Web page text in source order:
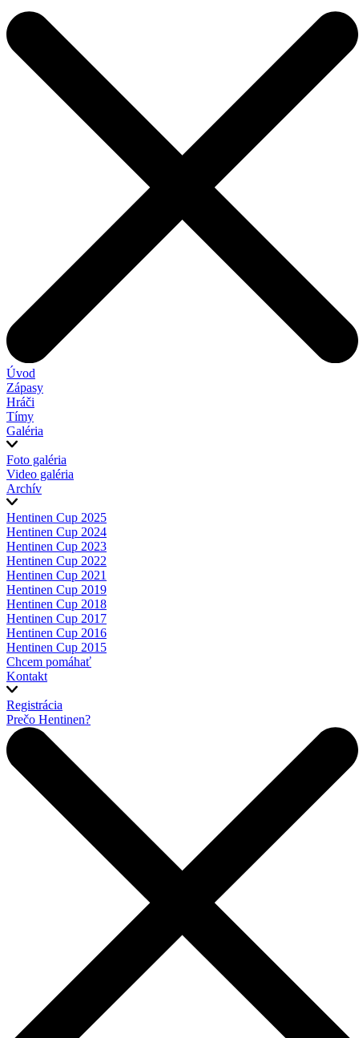
Úvod
Zápasy
Hráči
Tímy
Galéria
Foto galéria
Video galéria
Archív
Hentinen Cup 2025
Hentinen Cup 2024
Hentinen Cup 2023
Hentinen Cup 2022
Hentinen Cup 2021
Hentinen Cup 2019
Hentinen Cup 2018
Hentinen Cup 2017
Hentinen Cup 2016
Hentinen Cup 2015
Chcem pomáhať
Kontakt
Registrácia
Prečo Hentinen?